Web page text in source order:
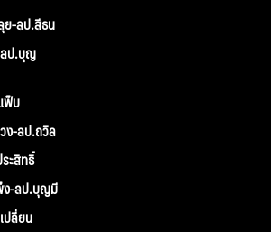
ย-ลป.สีธน
ป.บุญ
ฟ็บ
ง-ลป.ถวิล
ะสิทธิ์
-ลป.บุญมี
ปลี่ยน